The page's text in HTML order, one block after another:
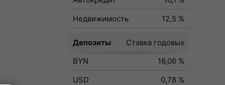
Недвижимость
12,5 %
Депозиты
Ставка годовых
BYN
16,06 %
USD
0,78 %